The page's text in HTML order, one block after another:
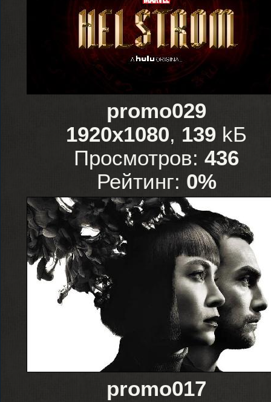
promo029
1920x1080, 139 kБ
Просмотров: 436
Рейтинг: 0%
promo017